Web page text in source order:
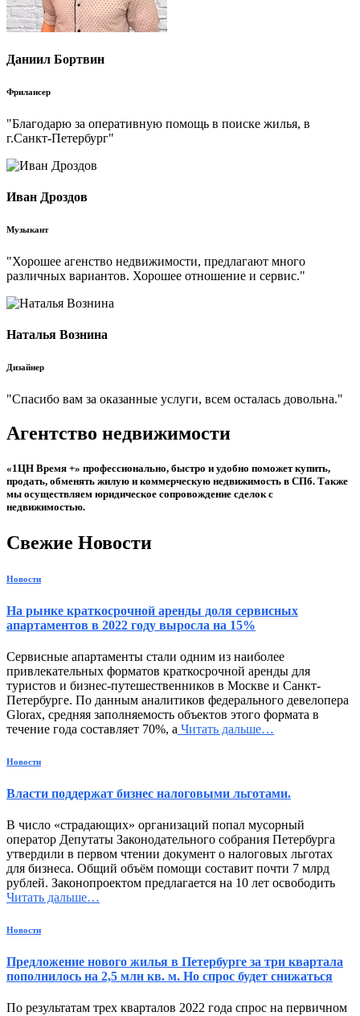
Даниил Бортвин
Фрилансер
"Благодарю за оперативную помощь в поиске жилья, в
г.Санкт-Петербург"
Иван Дроздов
Музыкант
"Хорошее агенство недвижимости, предлагают много
различных вариантов. Хорошее отношение и сервис."
Наталья Вознина
Дизайнер
"Спасибо вам за оказанные услуги, всем осталась довольна."
Агентство недвижимости
«1ЦН Время +» профессионально, быстро и удобно поможет купить,
продать, обменять жилую и коммерческую недвижимость в СПб. Также
мы осуществляем юридическое сопровождение сделок с
недвижимостью.
Свежие Новости
Новости
На рынке краткосрочной аренды доля сервисных
апартаментов в 2022 году выросла на 15%
Сервисные апартаменты стали одним из наиболее
привлекательных форматов краткосрочной аренды для
туристов и бизнес-путешественников в Москве и Санкт-
Петербурге. По данным аналитиков федерального девелопера
Glorax, средняя заполняемость объектов этого формата в
течение года составляет 70%, а Читать дальше…
Новости
Власти поддержат бизнес налоговыми льготами.
В число «страдающих» организаций попал мусорный
оператор Депутаты Законодательного собрания Петербурга
утвердили в первом чтении документ о налоговых льготах
для бизнеса. Общий объём помощи составит почти 7 млрд
рублей. Законопроектом предлагается на 10 лет освободить
Читать дальше…
Новости
Предложение нового жилья в Петербурге за три квартала
пополнилось на 2,5 млн кв. м. Но спрос будет снижаться
По результатам трех кварталов 2022 года спрос на первичном